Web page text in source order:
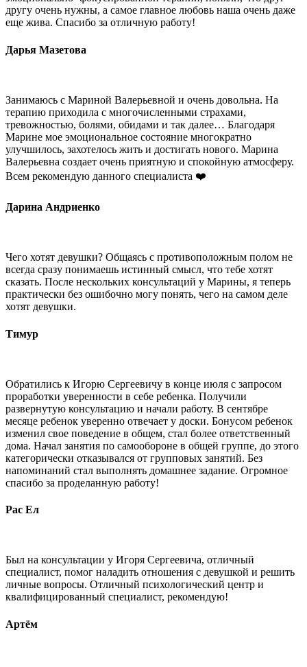
другу очень нужны, а самое главное любовь наша очень даже
еще жива. Спасибо за отличную работу!
Дарья Мазетова
Занимаюсь с Мариной Валерьевной и очень довольна. На
терапию приходила с многочисленными страхами,
тревожностью, болями, обидами и так далее… Благодаря
Марине мое эмоциональное состояние многократно
улучшилось, захотелось жить и достигать нового. Марина
Валерьевна создает очень приятную и спокойную атмосферу.
Всем рекомендую данного специалиста ❤️
Дарина Андриенко
Чего хотят девушки? Общаясь с противоположным полом не
всегда сразу понимаешь истинный смысл, что тебе хотят
сказать. После нескольких консультаций у Марины, я теперь
практически без ошибочно могу понять, чего на самом деле
хотят девушки.
Тимур
Обратились к Игорю Сергеевичу в конце июля с запросом
проработки уверенности в себе ребенка. Получили
развернутую консультацию и начали работу. В сентябре
месяце ребенок уверенно отвечает у доски. Бонусом ребенок
изменил свое поведение в общем, стал более ответственный
дома. Начал занятия по самообороне в общей группе, до этого
категорически отказывался от групповых занятий. Без
напоминаний стал выполнять домашнее задание. Огромное
спасибо за проделанную работу!
Рас Ел
Был на консультации у Игоря Сергеевича, отличный
специалист, помог наладить отношения с девушкой и решить
личные вопросы. Отличный психологический центр и
квалифицированный специалист, рекомендую!
Артём